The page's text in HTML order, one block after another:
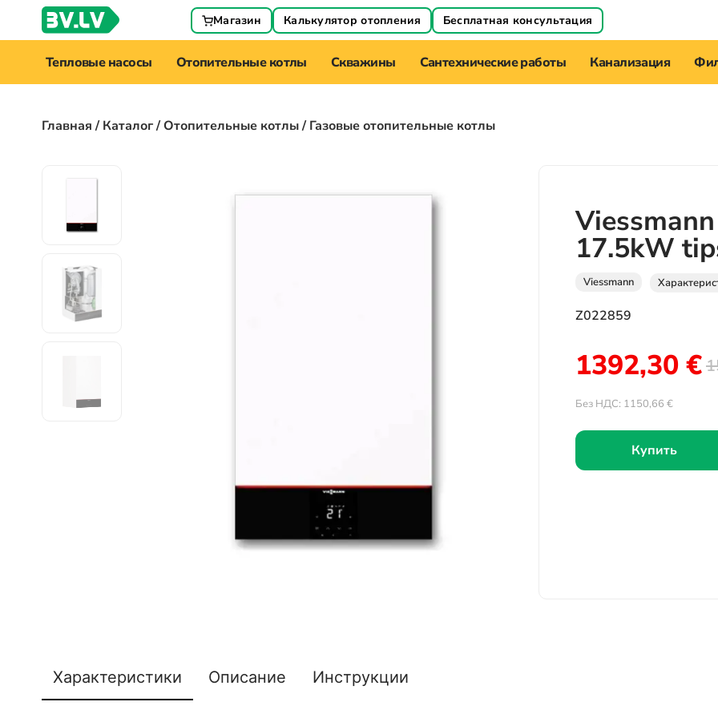
Магазин Калькулятор отопления Бесплатная консультация
Тепловые насосы Отопительные котлы Скважины Сантехнические работы Канализация
Главная/Каталог/Отопительные котлы/ Газовые отопительные котлы
17.5kW
Viessmann
Z022859
1392,30€
Без НДС: 1150,66 €
Купить
Характеристики Описание Инструкции